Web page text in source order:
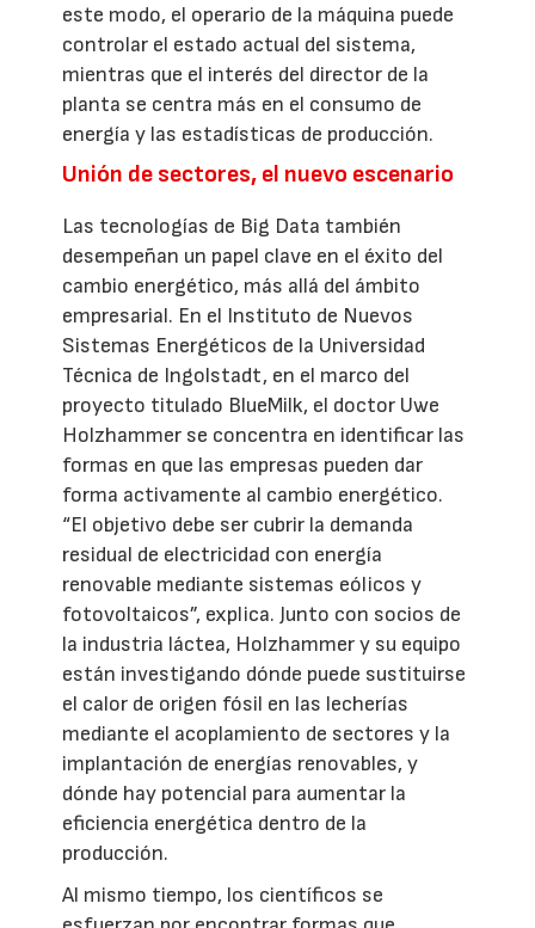
este modo, el operario de la máquina puede
controlar el estado actual del sistema,
mientras que el interés del director de la
planta se centra más en el consumo de
energía y las estadísticas de producción.
Unión de sectores, el nuevo escenario
Las tecnologías de Big Data también
desempeñan un papel clave en el éxito del
cambio energético, más allá del ámbito
empresarial. En el Instituto de Nuevos
Sistemas Energéticos de la Universidad
Técnica de Ingolstadt, en el marco del
proyecto titulado BlueMilk, el doctor Uwe
Holzhammer se concentra en identificar las
formas en que las empresas pueden dar
forma activamente al cambio energético.
“El objetivo debe ser cubrir la demanda
residual de electricidad con energía
renovable mediante sistemas eólicos y
fotovoltaicos”, explica. Junto con socios de
la industria láctea, Holzhammer y su equipo
están investigando dónde puede sustituirse
el calor de origen fósil en las lecherías
mediante el acoplamiento de sectores y la
implantación de energías renovables, y
dónde hay potencial para aumentar la
eficiencia energética dentro de la
producción.
Al mismo tiempo, los científicos se